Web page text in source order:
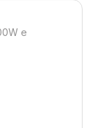
e